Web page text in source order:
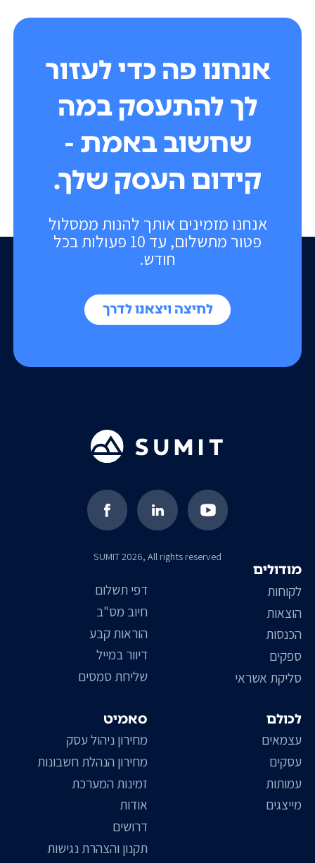
אנחנו מזמינים אותך להנות ממסלול
פטור מתשלום, עד 10 פעולות בכל
חודש.
לחיצה ויצאנו לדרך
אנחנו פה כדי לעזור
לך להתעסק במה
שחשוב באמת -
קידום העסק שלך.
SUMIT 2026, All rights reserved
סאמיט
מחירון ניהול עסק
מחירון הנהלת חשבונות
זמינות המערכת
אודות
דרושים
תקנון והצהרת נגישות
דפי תשלום
חיוב מס"ב
הוראות קבע
דיוור במייל
שליחת סמסים
מודולים
לקוחות
הוצאות
הכנסות
ספקים
סליקת אשראי
לכולם
עצמאים
עסקים
עמותות
מייצגים